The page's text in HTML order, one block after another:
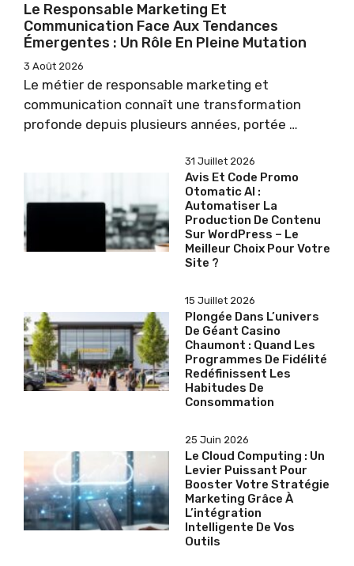
Le Responsable Marketing Et
Communication Face Aux Tendances
Émergentes : Un Rôle En Pleine Mutation
3 Août 2026
Le métier de responsable marketing et
communication connaît une transformation
profonde depuis plusieurs années, portée …
31 Juillet 2026
Avis Et Code Promo
Otomatic AI :
Automatiser La
Production De Contenu
Sur WordPress – Le
Meilleur Choix Pour Votre
Site ?
15 Juillet 2026
Plongée Dans L’univers
De Géant Casino
Chaumont : Quand Les
Programmes De Fidélité
Redéfinissent Les
Habitudes De
Consommation
25 Juin 2026
Le Cloud Computing : Un
Levier Puissant Pour
Booster Votre Stratégie
Marketing Grâce À
L’intégration
Intelligente De Vos
Outils